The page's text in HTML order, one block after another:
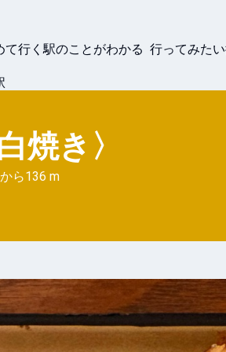
て行く駅のことがわかる 行ってみた
焼き〉
ら136 m